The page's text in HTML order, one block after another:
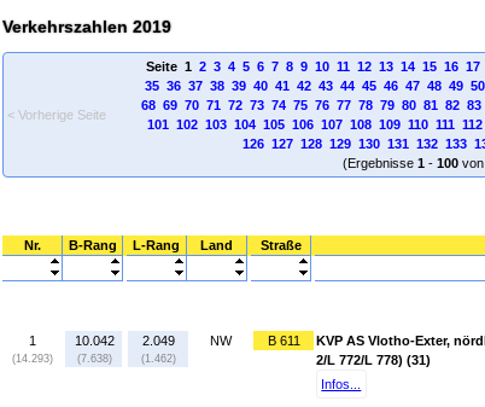
Verkehrszahlen 2019
< Vorherige Seite
Seite 1 2 3 4 5 6 7 8 9 10 11 12 13 14 15 16 17
35 36 37 38 39 40 41 42 43 44 45 46 47 48 49 50
68 69 70 71 72 73 74 75 76 77 78 79 80 81 82 83
101 102 103 104 105 106 107 108 109 110 111 112
126 127 128 129 130 131 132 133
(Ergebnisse 1- 100von
Nr. B-Rang L-Rang Land Straße
1
(14.293)
10.042
(7.638)
2.049
(1.462)
NW B 611
KVP AS Vlotho-Exter,
2/L 772/L 778) (31)
Infos...